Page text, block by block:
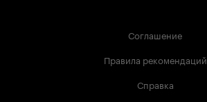
Соглашение
Правила рекомендаций
Справка